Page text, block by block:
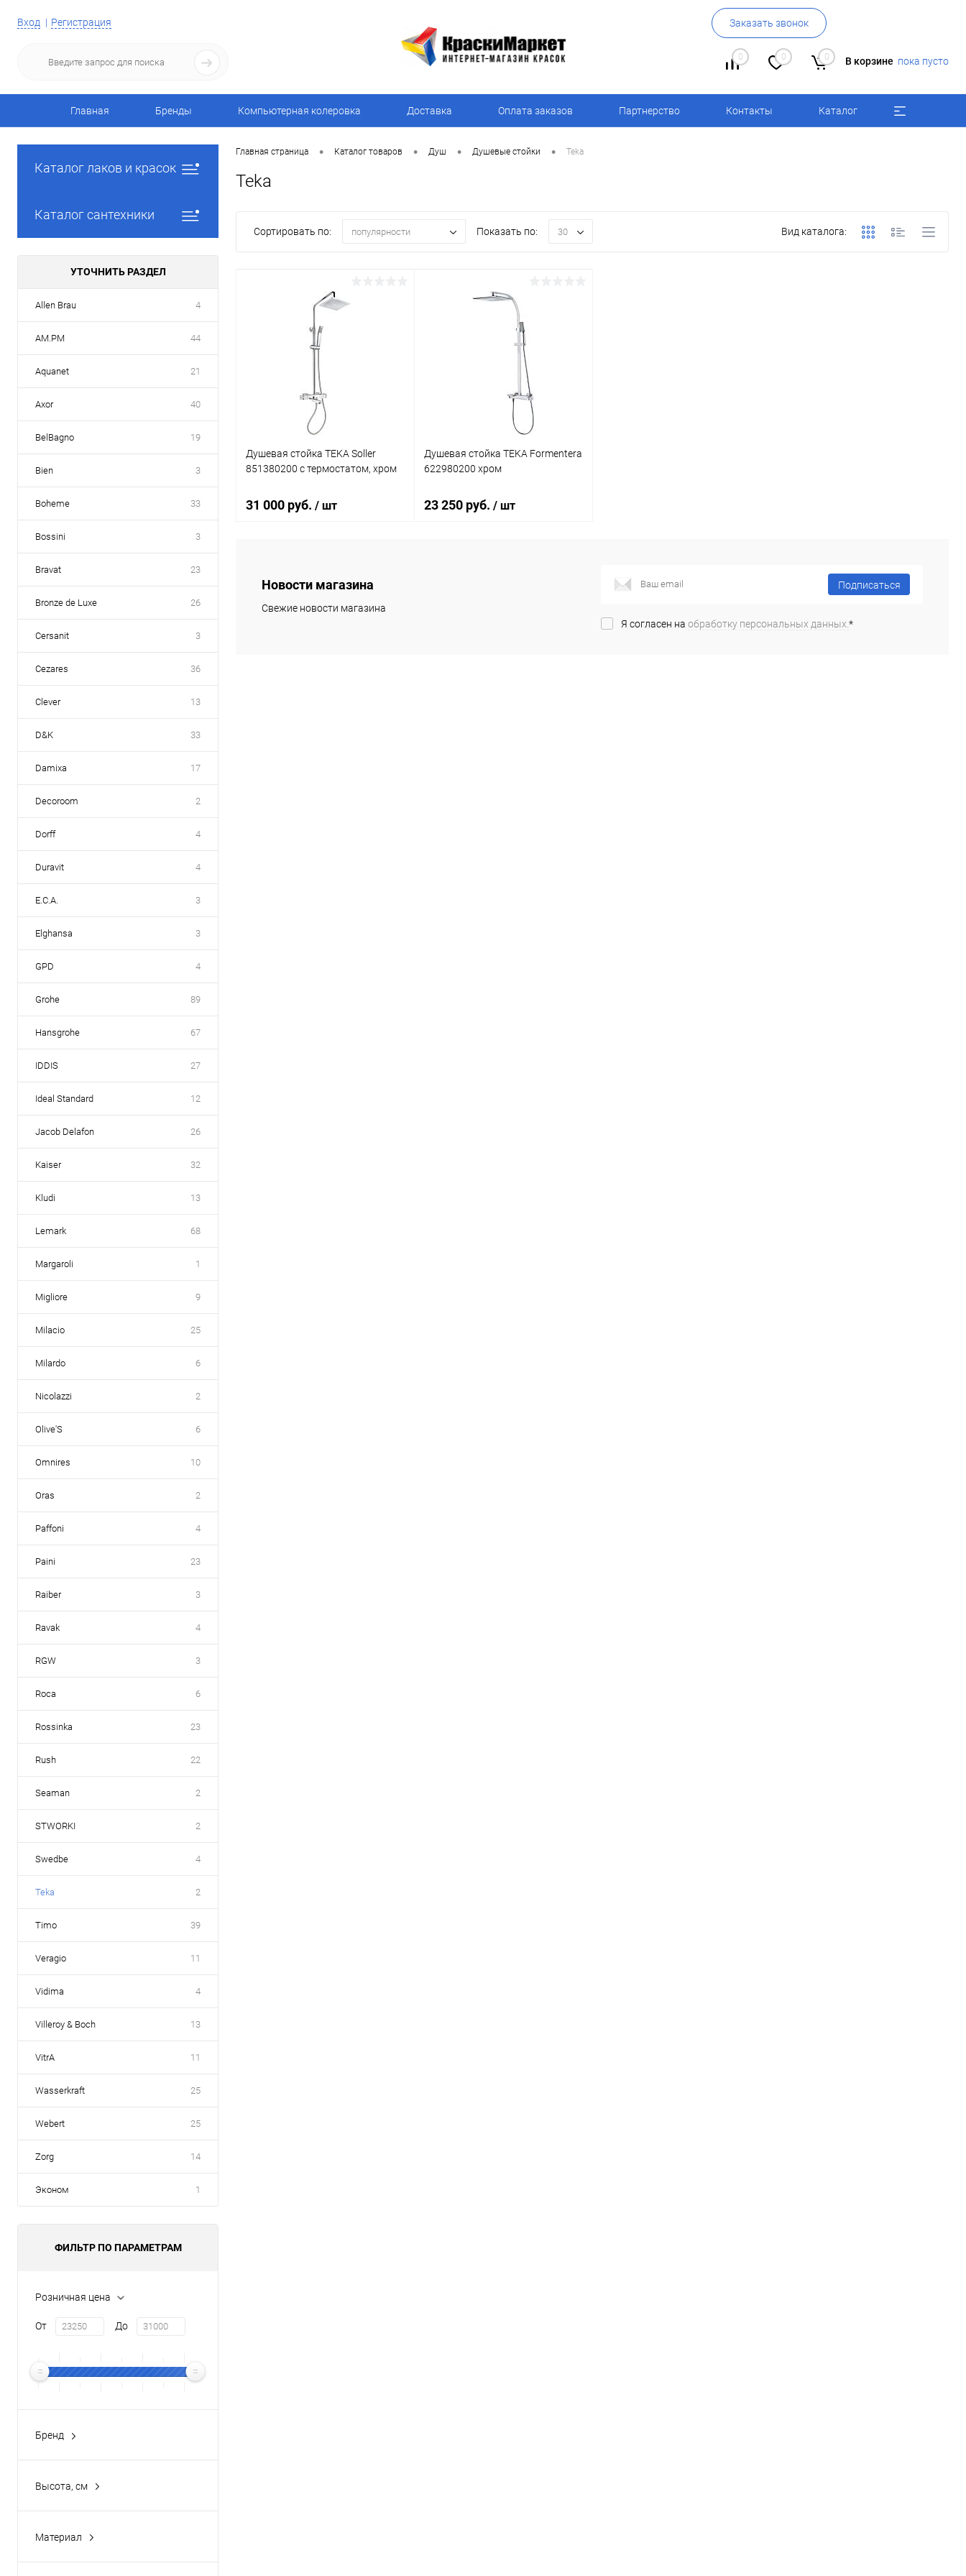
Вход Регистрация Заказать звонок
0 0 0 В корзине пока пусто
Главная Бренды Компьютерная колеровка Доставка Оплата заказов Партнерство Контакты Каталог
Каталог лаков и красок
Каталог сантехники
УТОЧНИТЬ РАЗДЕЛ
Allen Brau 4
AM.PM 44
Aquanet 21
Axor 40
BelBagno 19
Bien 3
Boheme 33
Bossini 3
Bravat 23
Bronze de Luxe 26
Cersanit 3
Cezares 36
Clever 13
D&K 33
Damixa 17
Decoroom 2
Dorff 4
Duravit 4
E.C.A. 3
Elghansa 3
GPD 4
Grohe 89
Hansgrohe 67
IDDIS 27
Ideal Standard 12
Jacob Delafon 26
Kaiser 32
Kludi 13
Lemark 68
Margaroli 1
Migliore 9
Milacio 25
Milardo 6
Nicolazzi 2
Olive'S 6
Omnires 10
Oras 2
Paffoni 4
Paini 23
Raiber 3
Ravak 4
RGW 3
Roca 6
Rossinka 23
Rush 22
Seaman 2
STWORKI 2
Swedbe 4
Teka 2
Timo 39
Veragio 11
Vidima 4
Villeroy & Boch 13
VitrA 11
Wasserkraft 25
Webert 25
Zorg 14
Эконом 1
ФИЛЬТР ПО ПАРАМЕТРАМ
Розничная цена
От До
Бренд
Высота, см
Материал
Главная страница • Каталог товаров • Душ • Душевые стойки • Teka
Teka
Сортировать по: популярности Показать по: 30 Вид каталога:
Душевая стойка TEKA Soller
851380200 с термостатом, хром
31 000 руб. / шт
Купить в 1 клик
Душевая стойка TEKA Formentera
622980200 хром
23 250 руб. / шт
Новости магазина
Свежие новости магазина
Подписаться
Я согласен на обработку персональных данных. *